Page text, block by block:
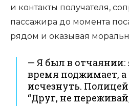
и контакты получателя,
пассажира до момента
рядом и оказывая
— Я был в отчаянии:
время поджимает,
исчезнуть.
“Друг, не